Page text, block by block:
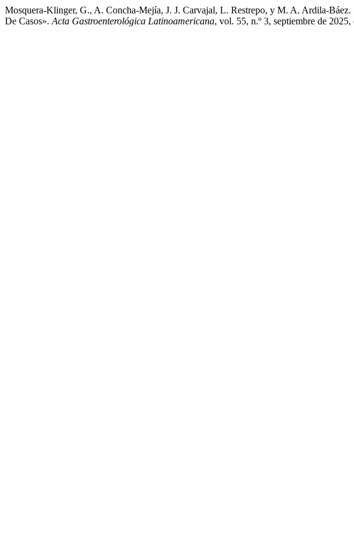
Mosquera-Klinger, G., A. Concha-Mejía, J. J. Carvajal, L. Restrepo, y M. A. Ardila-
De Casos». Acta Gastroenterológica Latinoamericana, vol. 55, n.º 3, septiembre de